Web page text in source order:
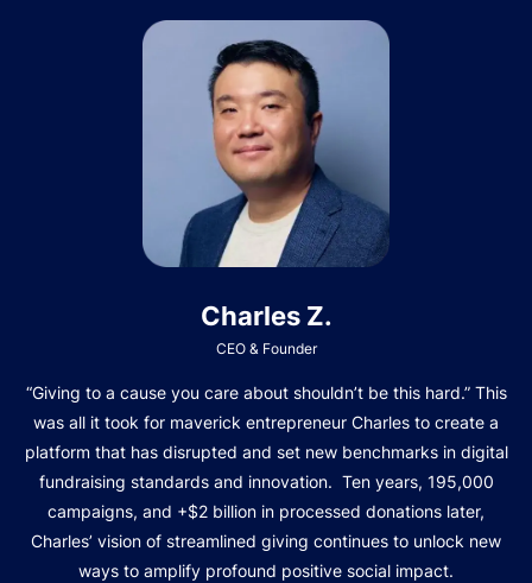
Charles Z.
CEO & Founder
“Giving to a cause you care about shouldn’t be this hard.” This
was all it took for maverick entrepreneur Charles to create a
platform that has disrupted and set new benchmarks in digital
fundraising standards and innovation. Ten years, 195,000
campaigns, and +$2 billion in processed donations later,
Charles’ vision of streamlined giving continues to unlock new
ways to amplify profound positive social impact.